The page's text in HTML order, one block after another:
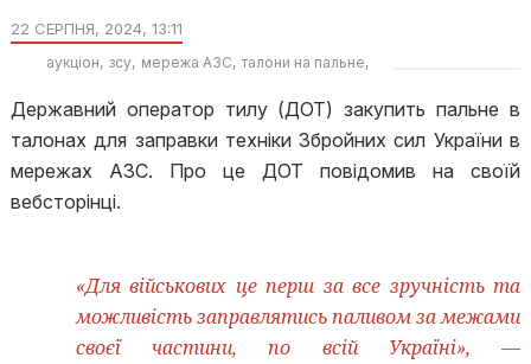
22 СЕРПНЯ, 2024, 13:11
аукціон зсу мережа АЗС талони на пальне
Державний оператор тилу (ДОТ) закупить пальне в
талонах для заправки техніки Збройних сил України в
мережах АЗС. Про це ДОТ повідомив на своїй
вебсторінці.
«Для військових це перш за все зручність та
можливість заправлятись паливом за межами
своєї частини, по всій Україні», —